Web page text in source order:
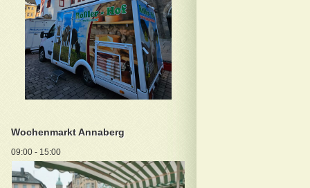
Wochenmarkt Annaberg
09:00 - 15:00